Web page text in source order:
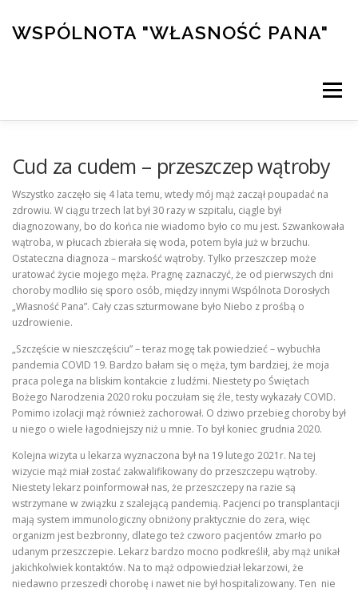
treściWSPÓLNOTA "WŁASNOŚĆ PANA"
Menu
KONFERENCJE ŚWIADECTWA KURS ALPHA
SKLEP/WSPARCIE
Cud za cudem – przeszczep wątroby
Wszystko zaczęło się 4 lata temu, wtedy mój mąż zaczął poupadać na
zdrowiu. W ciągu trzech lat był 30 razy w szpitalu, ciągle był
diagnozowany, bo do końca nie wiadomo było co mu jest. Szwankowała
wątroba, w płucach zbierała się woda, potem była już w brzuchu.
Ostateczna diagnoza – marskość wątroby. Tylko przeszczep może
uratować życie mojego męża. Pragnę zaznaczyć, że od pierwszych dni
choroby modliło się sporo osób, między innymi Wspólnota Dorosłych
„Własność Pana”. Cały czas szturmowane było Niebo z prośbą o
uzdrowienie.
„Szczęście w nieszczęściu” – teraz mogę tak powiedzieć – wybuchła
pandemia COVID 19. Bardzo bałam się o męża, tym bardziej, że moja
praca polega na bliskim kontakcie z ludźmi. Niestety po Świętach
Bożego Narodzenia 2020 roku poczułam się źle, testy wykazały COVID.
Pomimo izolacji mąż również zachorował. O dziwo przebieg choroby był
u niego o wiele łagodniejszy niż u mnie. To był koniec grudnia 2020.
Kolejna wizyta u lekarza wyznaczona był na 19 lutego 2021r. Na tej
wizycie mąż miał zostać zakwalifikowany do przeszczepu wątroby.
Niestety lekarz poinformował nas, że przeszczepy na razie są
wstrzymane w związku z szalejącą pandemią. Pacjenci po transplantacji
mają system immunologiczny obniżony praktycznie do zera, więc
organizm jest bezbronny, dlatego też czworo pacjentów zmarło po
udanym przeszczepie. Lekarz bardzo mocno podkreślił, aby mąż unikał
jakichkolwiek kontaktów. Na to mąż odpowiedział lekarzowi, że
niedawno przeszedł chorobę i nawet nie był hospitalizowany. Ten nie